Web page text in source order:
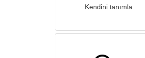
Kendini tanımla